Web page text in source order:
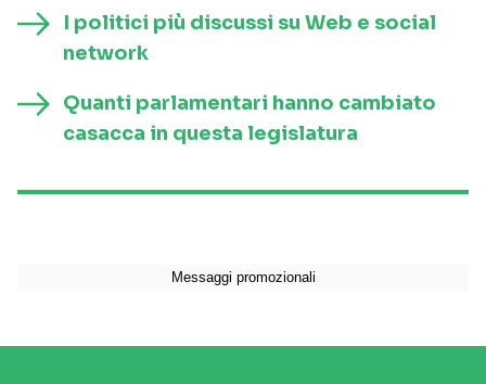
I politici più discussi su Web e social
network
Quanti parlamentari hanno cambiato
casacca in questa legislatura